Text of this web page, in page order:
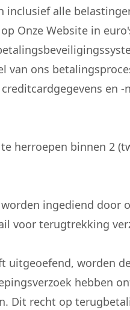
inclusief alle
Onze Website in
van ons
en
herroepen binnen 2
ingediend door
voor terugtrekking
uitgeoefend, worden
hebben
Dit recht op